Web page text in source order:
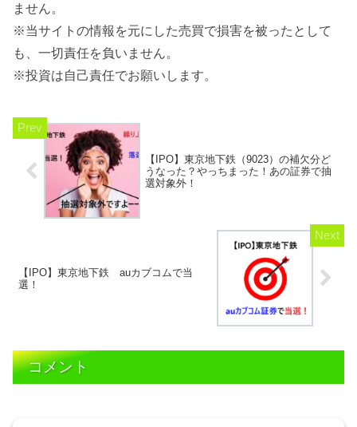
ません。
※当サイトの情報を元にした売買で損害を被ったとして
も、一切責任を負いません。
※投資は自己責任でお願いします。
【IPO】東京地下鉄（9023）の補欠分ど
うなった？やっちまった！あの証券で抽
選対象外！
【IPO】東京地下鉄 auカブコムで当
選！
コメント